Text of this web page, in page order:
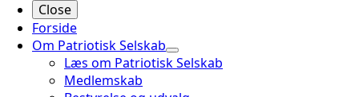
Close
Forside
Om Patriotisk Selskab
Læs om Patriotisk Selskab
Medlemskab